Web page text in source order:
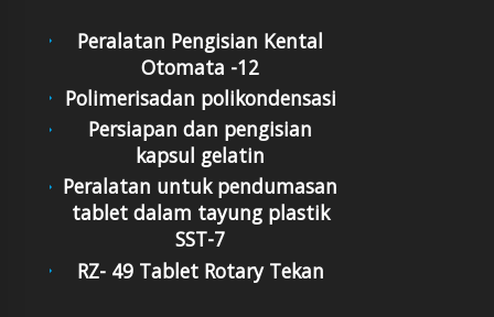
Peralatan Pengisian Kental
Otomata -12
Polimerisadan polikondensasi
Persiapan dan pengisian
kapsul gelatin
Peralatan untuk pendumasan
tablet dalam tayung plastik
SST-7
RZ- 49 Tablet Rotary Tekan